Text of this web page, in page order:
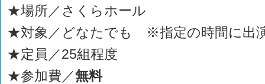
★場所／さくらホール
★対象／どなたでも ※指定の時間に出
★定員／25組程度
★参加費／無料